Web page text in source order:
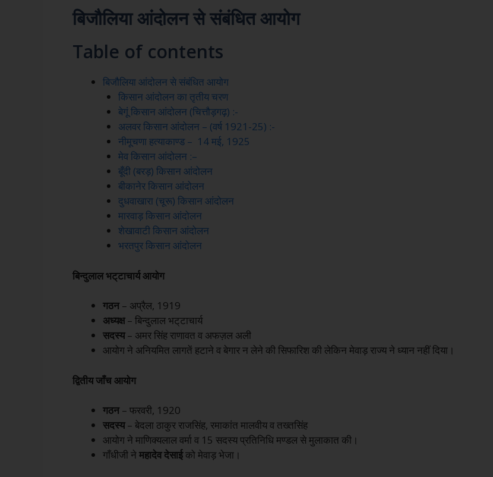
बिजौलिया आंदोलन से संबंधित आयोग
Table of contents
बिजौलिया आंदोलन से संबंधित आयोग
किसान आंदोलन का तृतीय चरण
बेगूं किसान आंदोलन (चित्तौड़गढ़) :-
अलवर किसान आंदोलन – (वर्ष 1921-25) :-
नीमूचणा हत्याकाण्ड – 14 मई, 1925
मेव किसान आंदोलन :–
बूँदी (बरड़) किसान आंदोलन
बीकानेर किसान आंदोलन
दुधवाखारा (चूरू) किसान आंदोलन
मारवाड़ किसान आंदोलन
शेखावाटी किसान आंदोलन
भरतपुर किसान आंदोलन
बिन्दुलाल भट्‌टाचार्य आयोग
गठन – अप्रैल, 1919
अध्यक्ष– बिन्दुलाल भट्‌टाचार्य
सदस्य– अमर सिंह राणावत व अफज़ल अली
आयोग ने अनियमित लागतें हटाने व बेगार न लेने की सिफारिश की लेकिन मेवाड़ राज्य ने ध्यान नहीं दिया।
द्वितीय जाँच आयोग
गठन – फरवरी, 1920
सदस्य– बेदला ठाकुर राजसिंह, रमाकांत मालवीय व तख्तसिंह
आयोग ने माणिक्यलाल वर्मा व 15 सदस्य प्रतिनिधि मण्डल से मुलाकात की।
गाँधीजी नेमहादेव देसाईको मेवाड़ भेजा।